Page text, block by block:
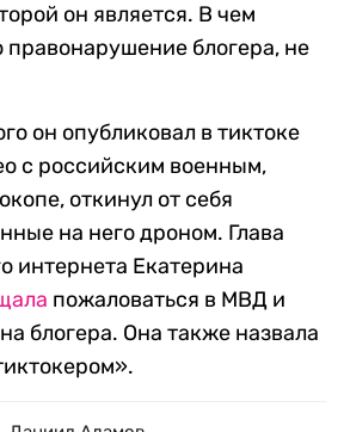
он является. В чем
правонарушение блогера, не
он опубликовал в тиктоке
с российским военным,
откинул от себя
на него дроном. Глава
интернета Екатерина
пожаловаться в МВД и
блогера. Она также назвала